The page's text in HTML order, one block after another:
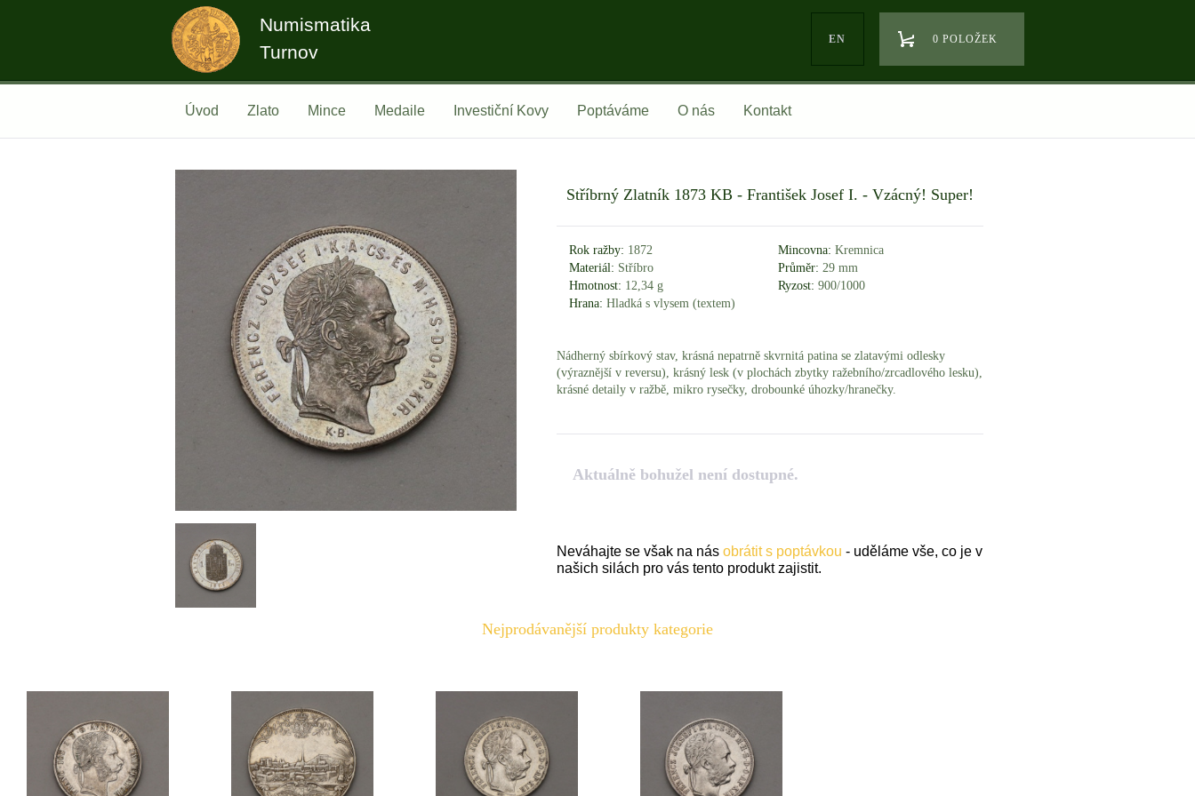
Numismatika
Turnov
EN 0 POLOŽEK
Úvod Zlato Mince Medaile Investiční Kovy Poptáváme O nás Kontakt
Stříbrný Zlatník 1873 KB - František Josef I. - Vzácný! Super!
Rok ražby: 1872 Mincovna: Kremnica
Materiál: Stříbro Průměr: 29 mm
Hmotnost: 12,34 g Ryzost: 900/1000
Hrana: Hladká s vlysem (textem)
Nádherný sbírkový stav, krásná nepatrně skvrnitá patina se zlatavými odlesky
(výraznější v reversu), krásný lesk (v plochách zbytky ražebního/zrcadlového lesku),
krásné detaily v ražbě, mikro rysečky, drobounké úhozky/hranečky.
Aktuálně bohužel není dostupné.
Neváhajte se však na nás obrátit s poptávkou - uděláme vše, co je v
našich silách pro vás tento produkt zajistit.
Nejprodávanější produkty kategorie